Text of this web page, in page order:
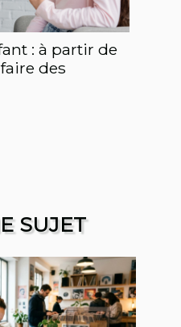
: à partir de
des
SUJET